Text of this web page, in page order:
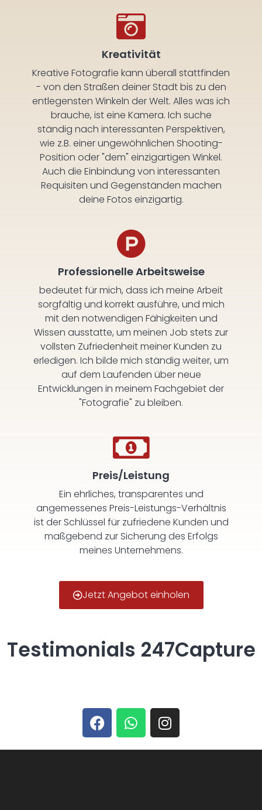
Kreativität
Kreative Fotografie kann überall stattfinden
- von den Straßen deiner Stadt bis zu den
entlegensten Winkeln der Welt. Alles was ich
brauche, ist eine Kamera. Ich suche
ständig nach interessanten Perspektiven,
wie z.B. einer ungewöhnlichen Shooting-
Position oder "dem" einzigartigen Winkel.
Auch die Einbindung von interessanten
Requisiten und Gegenständen machen
deine Fotos einzigartig.
Professionelle Arbeitsweise
bedeutet für mich, dass ich meine Arbeit
sorgfältig und korrekt ausführe, und mich
mit den notwendigen Fähigkeiten und
Wissen ausstatte, um meinen Job stets zur
vollsten Zufriedenheit meiner Kunden zu
erledigen. Ich bilde mich ständig weiter, um
auf dem Laufenden über neue
Entwicklungen in meinem Fachgebiet der
"Fotografie" zu bleiben.
Preis/Leistung
Ein ehrliches, transparentes und
angemessenes Preis-Leistungs-Verhältnis
ist der Schlüssel für zufriedene Kunden und
maßgebend zur Sicherung des Erfolgs
meines Unternehmens.
Jetzt Angebot einholen
Testimonials 247Capture